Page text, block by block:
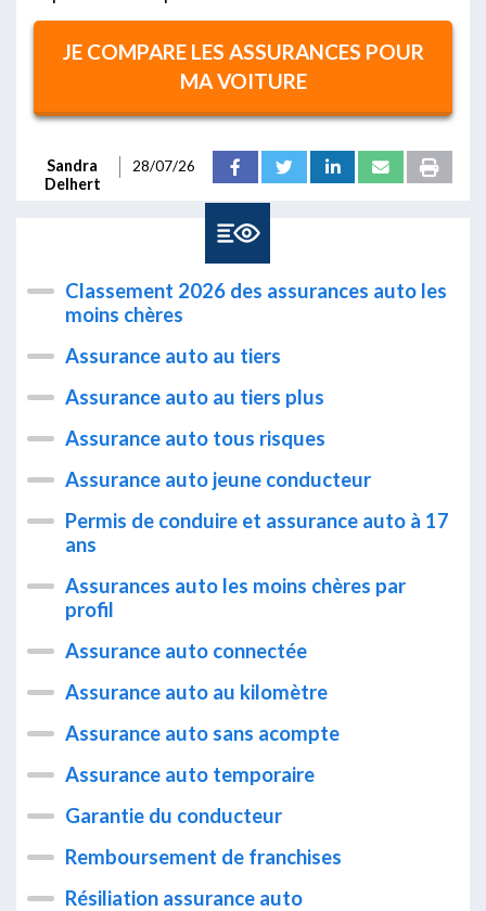
JE COMPARE LES ASSURANCES POUR
MA VOITURE
Sandra
Delhert
28/07/26
Classement 2026 des assurances auto les
moins chères
Assurance auto au tiers
Assurance auto au tiers plus
Assurance auto tous risques
Assurance auto jeune conducteur
Permis de conduire et assurance auto à 17
ans
Assurances auto les moins chères par
profil
Assurance auto connectée
Assurance auto au kilomètre
Assurance auto sans acompte
Assurance auto temporaire
Garantie du conducteur
Remboursement de franchises
Résiliation assurance auto